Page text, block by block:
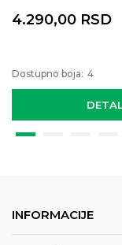
4.290,00 RSD
Dostupno boja: 4
INFORMACIJE